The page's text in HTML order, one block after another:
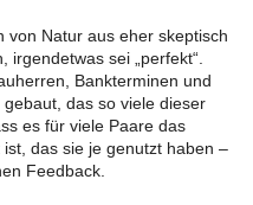
von Natur aus eher skeptisch
sei „perfekt“.
Bankterminen und
das so viele dieser
es für viele Paare das
das sie je genutzt haben –
Feedback.